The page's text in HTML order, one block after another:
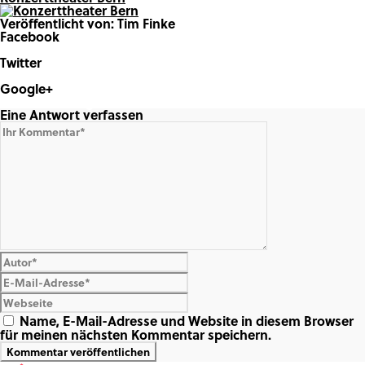
Veröffentlicht von: Tim Finke
Facebook
Twitter
Google+
Share on Google+
Eine Antwort verfassen
Name, E-Mail-Adresse und Website in diesem Browser
für meinen nächsten Kommentar speichern.